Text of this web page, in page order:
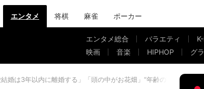
エンタメ 将棋 麻雀 ポーカー
エンタメ総合 バラエティ
映画
音楽 HIPHOP グ
結婚は3年以内に離婚する」「頭の中がお花畑」“年齢の割に幼稚”